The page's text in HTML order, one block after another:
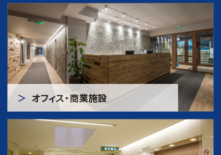
オフィス・商業施設